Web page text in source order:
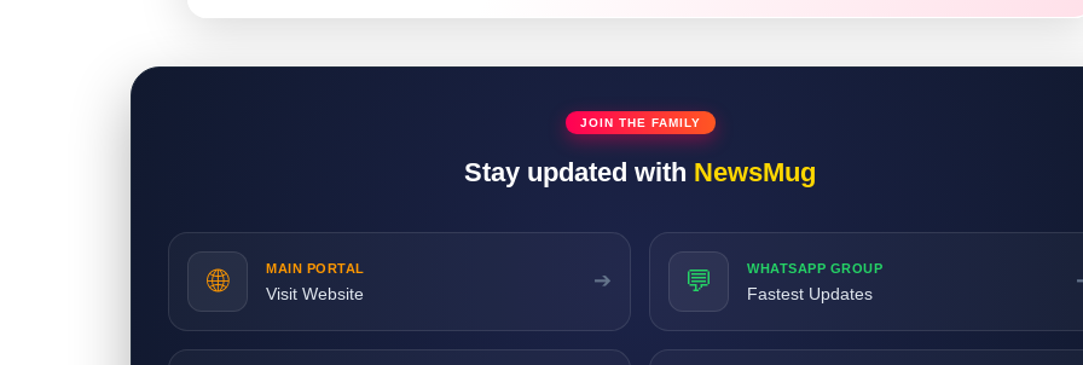
JOIN THE FAMILY
Stay updated with NewsMug
🌐 MAIN PORTAL
Visit Website
➔ 💬 WHATSAPP GROUP
Fastest Updates